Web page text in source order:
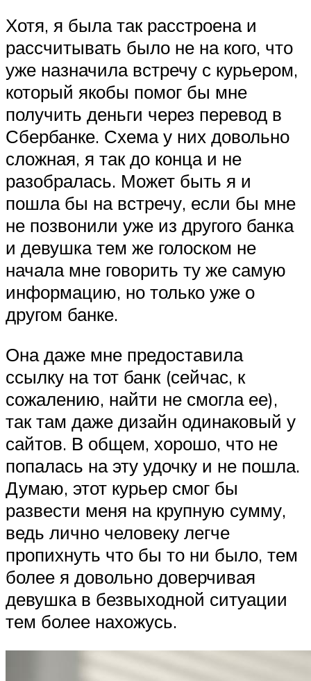
Хотя, я была так расстроена и
рассчитывать было не на кого, что
уже назначила встречу с курьером,
который якобы помог бы мне
получить деньги через перевод в
Сбербанке. Схема у них довольно
сложная, я так до конца и не
разобралась. Может быть я и
пошла бы на встречу, если бы мне
не позвонили уже из другого банка
и девушка тем же голоском не
начала мне говорить ту же самую
информацию, но только уже о
другом банке.
Она даже мне предоставила
ссылку на тот банк (сейчас, к
сожалению, найти не смогла ее),
так там даже дизайн одинаковый у
сайтов. В общем, хорошо, что не
попалась на эту удочку и не пошла.
Думаю, этот курьер смог бы
развести меня на крупную сумму,
ведь лично человеку легче
пропихнуть что бы то ни было, тем
более я довольно доверчивая
девушка в безвыходной ситуации
тем более нахожусь.